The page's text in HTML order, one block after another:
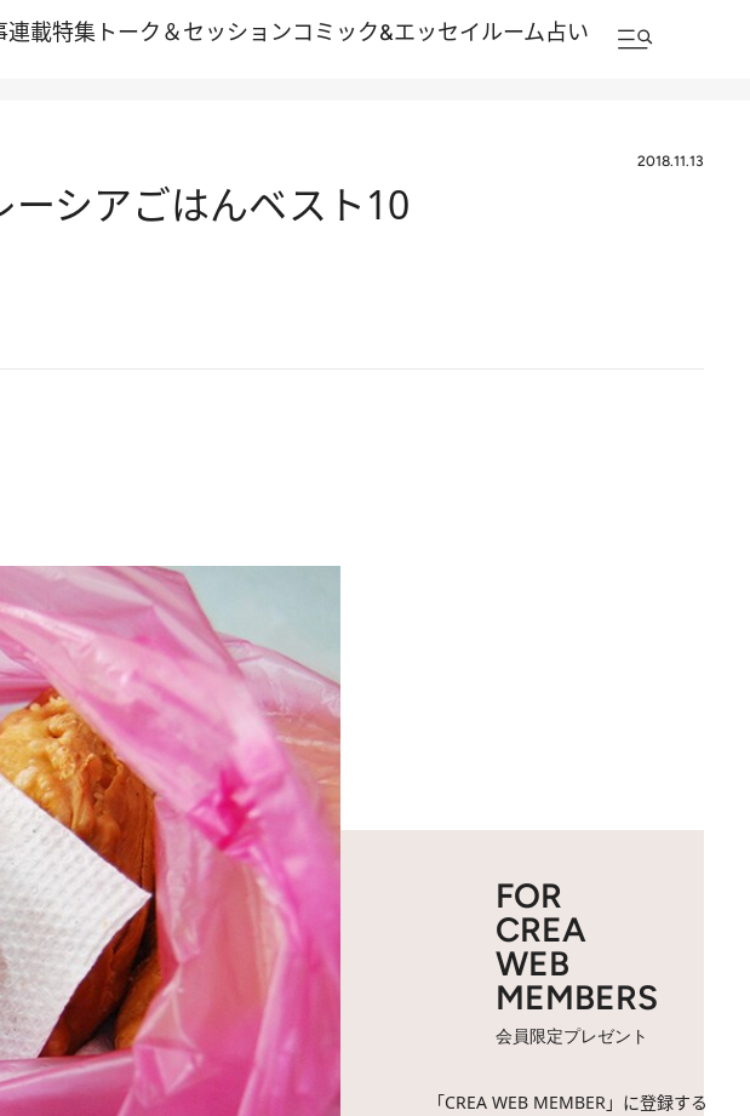
連載特集 トーク＆セッションコミック&エッセイルーム占い
2018.11.13
シアごはんベスト10
FOR
CREA
WEB
MEMBERS
会員限定プレゼント
「CREA WEB MEMBER」に登録する